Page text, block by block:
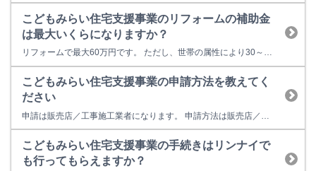
こどもみらい住宅支援事業のリフォームの補助金
は最大いくらになりますか？
リフォームで最大60万円です。 ただし、世帯の属性により30～60万円になります。
こどもみらい住宅支援事業の申請方法を教えてく
ださい
こどもみらい住宅支援事業の手続きはリンナイで
も行ってもらえますか？